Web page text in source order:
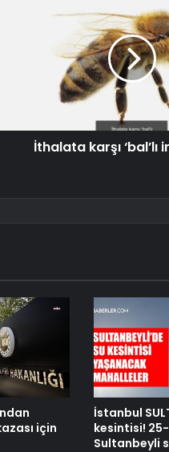
İthalata karşı ‘bal’lı
için
İstanbul
kesintisi! 25-
Sultanbeyli